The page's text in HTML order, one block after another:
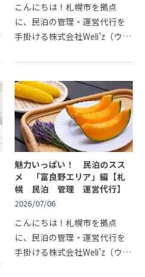
こんにちは！札幌市を拠点
に、民泊の管理・運営代行を
手掛ける株式会社Weli’z（ウィ
な夏の訪れを告げる、大規模
なビールイベント「さっぽろ
大通ビアガーデン」。大通公
園（5丁…
魅力いっぱい！ 民泊のスス
メ 「富良野エリア」編【札
幌 民泊 管理 運営代行】
2026/07/06
こんにちは！札幌市を拠点
に、民泊の管理・運営代行を
手掛ける株式会社Weli’z（ウィ